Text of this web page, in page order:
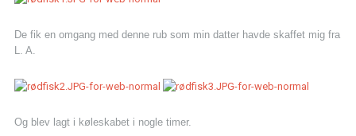
De fik en omgang med denne rub som min datter havde skaffet mig fra
L. A.
Og blev lagt i køleskabet i nogle timer.